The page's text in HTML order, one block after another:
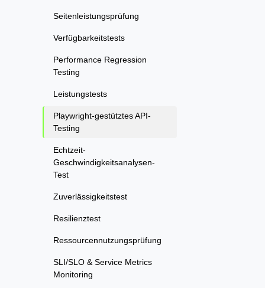
Seitenleistungsprüfung
Verfügbarkeitstests
Performance Regression
Testing
Leistungstests
Playwright-gestütztes API-
Testing
Echtzeit-
Geschwindigkeitsanalysen-
Test
Zuverlässigkeitstest
Resilienztest
Ressourcennutzungsprüfung
SLI/SLO & Service Metrics
Monitoring